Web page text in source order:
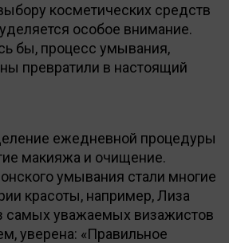
косметических средств
особое внимание.
бы, процесс умывания,
превратили в настоящий
ежедневной процедуры
макияжа и очищение.
умывания стали многие
красоты, например, Лиза
самых уважаемых визажистов
уверена: «Правильное